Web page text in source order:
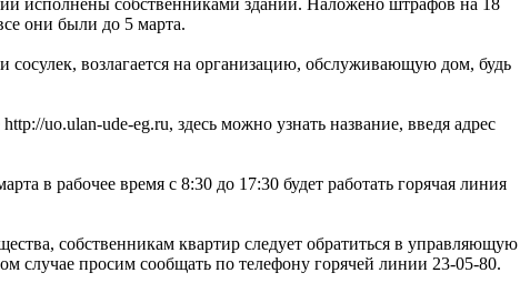
исполнены собственниками зданий. Наложено штрафов на 18
они были до 5 марта.
возлагается на организацию, обслуживающую дом, будь
uo.ulan-ude-eg.ru, здесь можно узнать название, введя адрес
в рабочее время с 8:30 до 17:30 будет работать горячая линия
собственникам квартир следует обратиться в управляющую
случае просим сообщать по телефону горячей линии 23-05-80.